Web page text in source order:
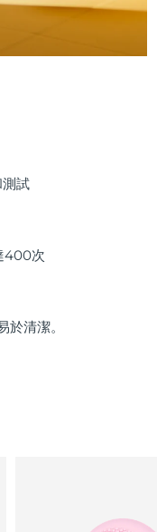
試
400次
清潔。